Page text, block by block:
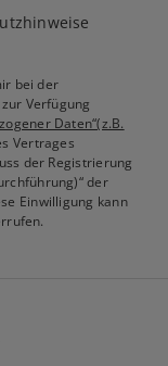
bei der
Verfügung
Daten“(z.B.
Vertrages
der Registrierung
der
Einwilligung kann